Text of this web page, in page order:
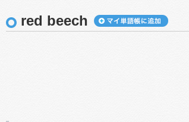
red beech